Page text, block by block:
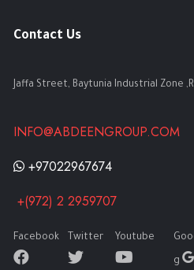
Contact Us
Jaffa Street, Baytunia Industrial Zone
INFO@ABDEENGROUP.COM
+97022967674
+(972) 2 2959707
Facebook Twitter Youtube
g